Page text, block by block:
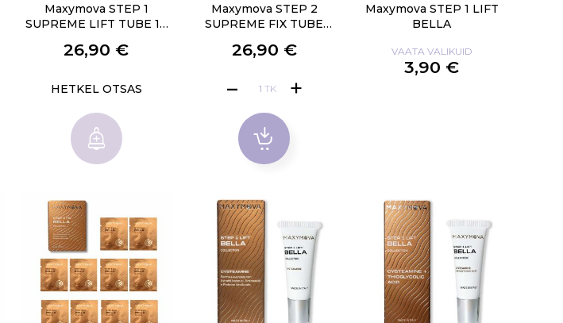
Maxymova STEP 1
SUPREME LIFT TUBE 10
26,90 €
HETKEL OTSAS
Maxymova STEP 2
SUPREME FIX TUBE
26,90 €
TK
Maxymova STEP 1 LIFT
BELLA
VAATA VALIKUID
3,90 €